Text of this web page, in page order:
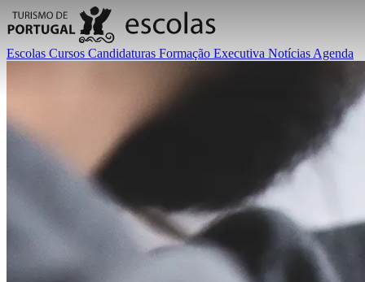
Escolas Cursos Candidaturas Formação Executiva Notícias Agenda